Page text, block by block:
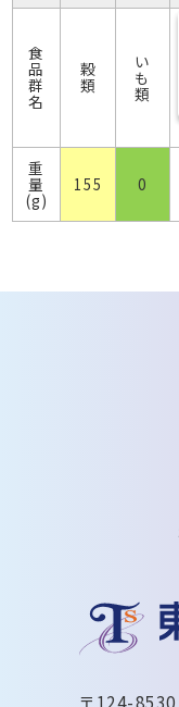
食
品
群
名
穀
類
い
も
類
重
量
(g)
155 0
〒124-